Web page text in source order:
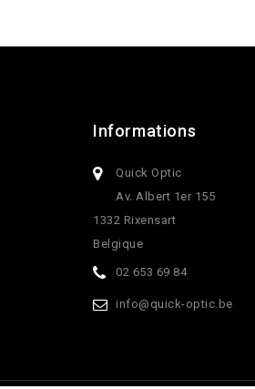
Informations
Quick Optic
Av. Albert 1er 155
1332 Rixensart
Belgique
02 653 69 84
info@quick-optic.be